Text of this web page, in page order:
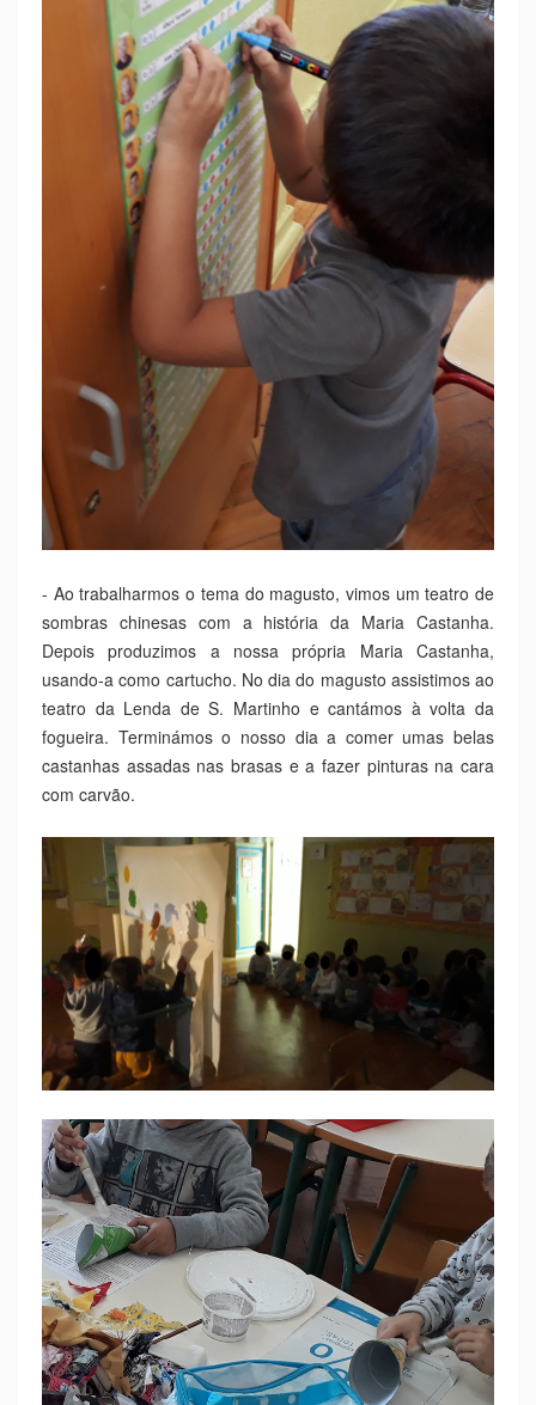
- Ao trabalharmos o tema do magusto, vimos um teatro de
sombras chinesas com a história da Maria Castanha.
Depois produzimos a nossa própria Maria Castanha,
usando-a como cartucho. No dia do magusto assistimos ao
teatro da Lenda de S. Martinho e cantámos à volta da
fogueira. Terminámos o nosso dia a comer umas belas
castanhas assadas nas brasas e a fazer pinturas na cara
com carvão.